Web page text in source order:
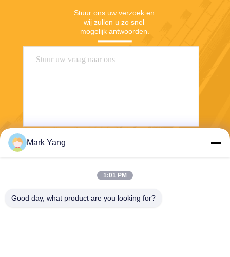
Stuur ons uw verzoek en
wij zullen u zo snel
mogelijk antwoorden.
Mark Yang
1:01 PM
Good day, what product are you looking for?